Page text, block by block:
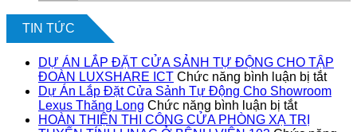
TIN TỨC
DỰ ÁN LẮP ĐẶT CỬA SẢNH TỰ ĐỘNG CHO TẬP
ĐOÀN LUXSHARE ICT Chức năng bình luận bị tắtở
DỰ
Dự Án Lắp Đặt Cửa Sảnh Tự Động Cho Showroom
Lexus Thăng Long Chức năng bình luận bị tắtở
Dự
HOÀN THIỆN THI CÔNG CỬA PHÒNG XẠ TRỊ